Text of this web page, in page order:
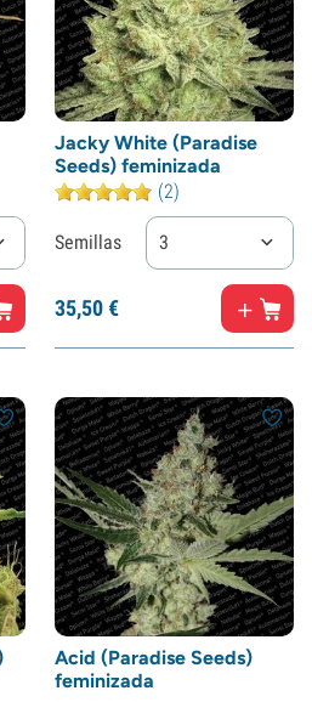
Jacky White (Paradise
Seeds) feminizada
(2)
Semillas 3
35,50€
Acid (Paradise Seeds)
feminizada